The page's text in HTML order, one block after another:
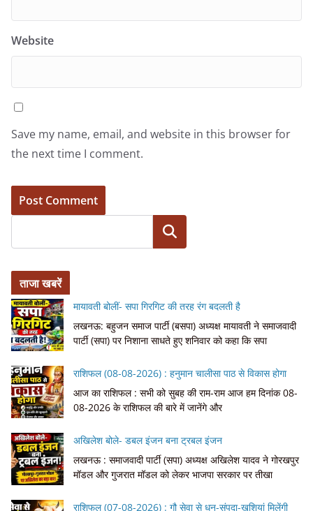
Website
Save my name, email, and website in this browser for
the next time I comment.
Search
ताजा खबरें
मायावती बोलीं- सपा गिरगिट की तरह रंग बदलती है
लखनऊ: बहुजन समाज पार्टी (बसपा) अध्यक्ष मायावती ने समाजवादी
पार्टी (सपा) पर निशाना साधते हुए शनिवार को कहा कि सपा
राशिफल (08-08-2026) : हनुमान चालीसा पाठ से विकास होगा
आज का राशिफल : सभी को सुबह की राम-राम आज हम दिनांक 08-
08-2026 के राशिफल की बारे में जानेंगे और
अखिलेश बोले- डबल इंजन बना ट्रबल इंजन
लखनऊ : समाजवादी पार्टी (सपा) अध्यक्ष अखिलेश यादव ने गोरखपुर
मॉडल और गुजरात मॉडल को लेकर भाजपा सरकार पर तीखा
राशिफल (07-08-2026) : गौ सेवा से धन-संपदा-खुशियां मिलेंगी